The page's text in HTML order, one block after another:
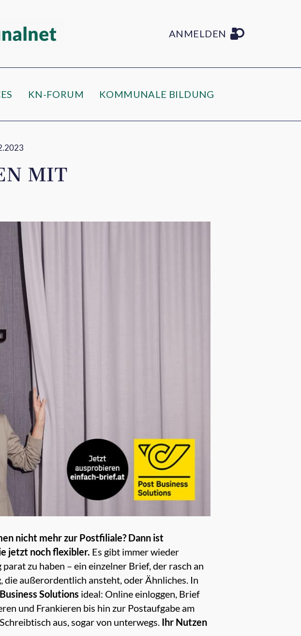
ANMELDEN
KN-FORUM KOMMUNALE BILDUNG
MIT
nicht mehr zur Postfiliale? Dann ist
jetzt noch flexibler. Es gibt immer wieder
zu haben – ein einzelner Brief, der rasch an
die außerordentlich ansteht, oder Ähnliches. In
Solutions ideal: Online einloggen, Brief
und Frankieren bis hin zur Postaufgabe am
aus, sogar von unterwegs. Ihr Nutzen